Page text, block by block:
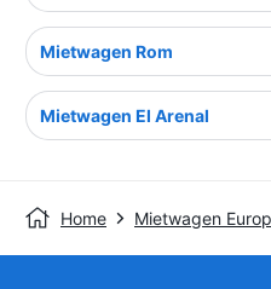
Mietwagen Rom
Mietwagen El Arenal
Home Mietwagen